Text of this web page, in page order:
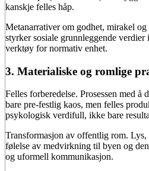
kanskje felles håp.
Metanarrativer om godhet, mirakel
styrker sosiale grunnleggende
verktøy for normativ enhet.
3. Materialiske og romlige
Felles forberedelse. Prosessen med
bare pre-festlig kaos, men felles
psykologisk verdifull, ikke bare
Transformasjon av offentlig rom.
følelse av medvirkning til byen og
og uformell kommunikasjon.